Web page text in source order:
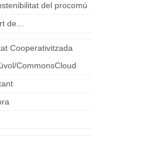
del procomú
de…
Cooperativitzada
CommonsCloud